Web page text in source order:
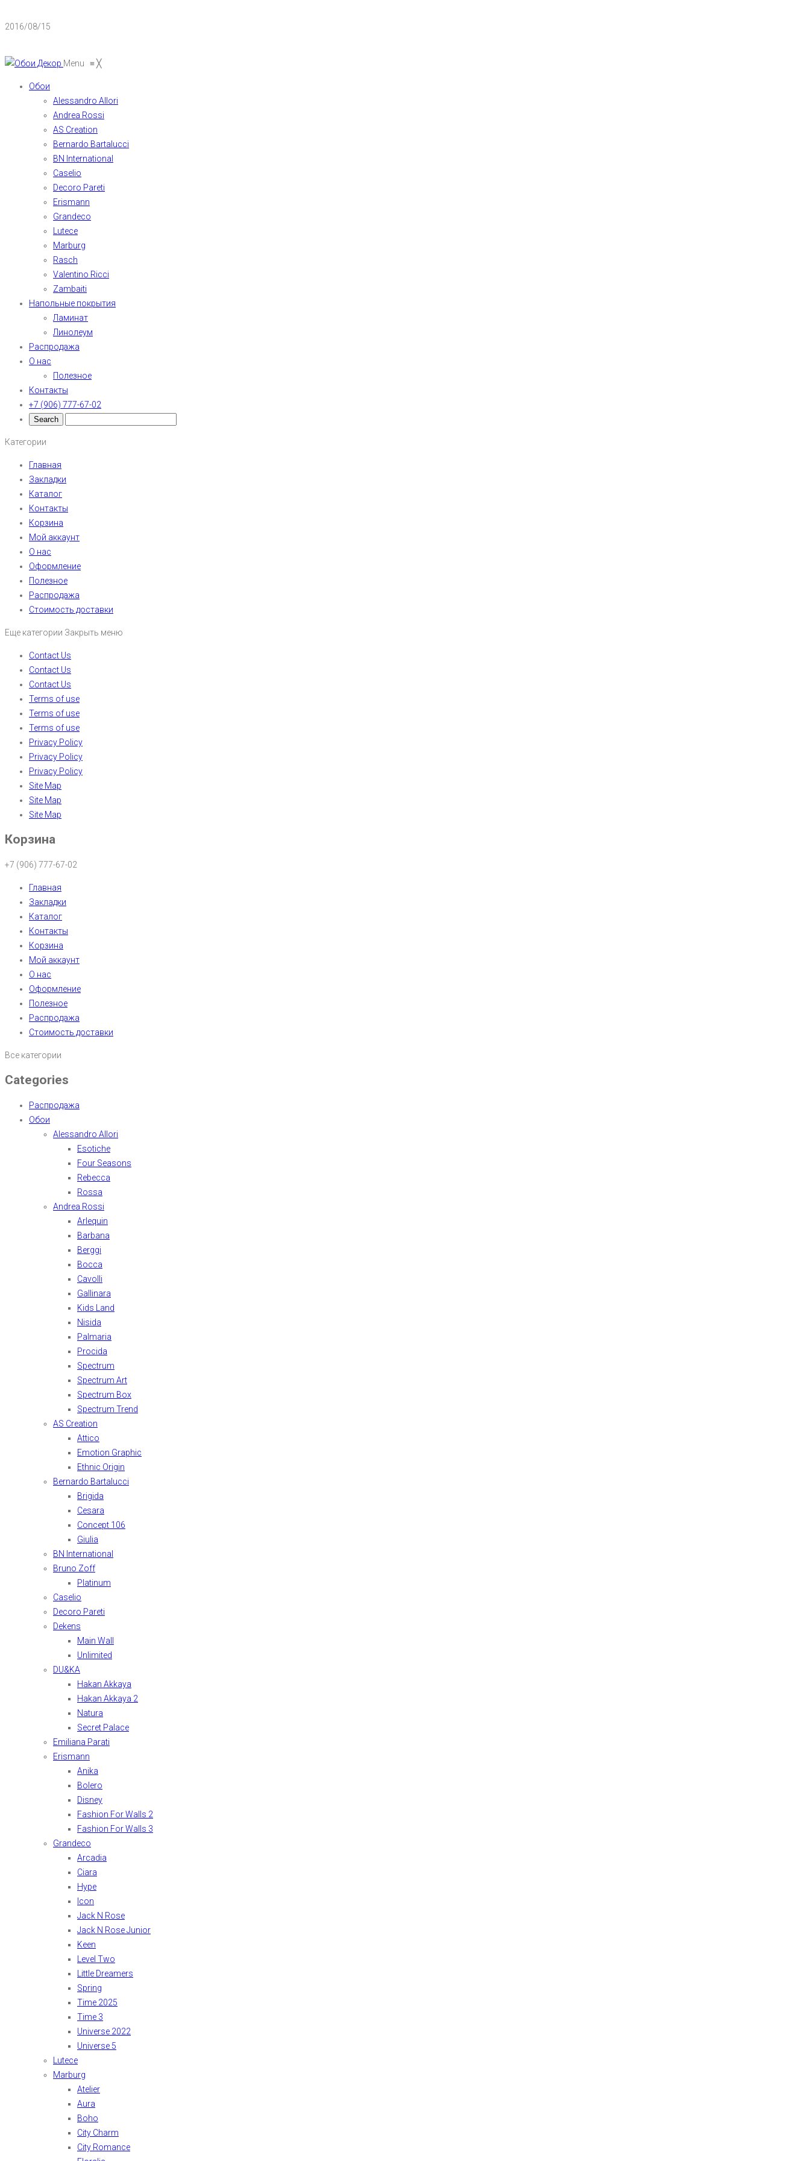
2016/08/15
Menu ≡╳
Обои
Alessandro Allori
Andrea Rossi
AS Creation
Bernardo Bartalucci
BN International
Caselio
Decoro Pareti
Erismann
Grandeco
Lutece
Marburg
Rasch
Valentino Ricci
Zambaiti
Напольные покрытия
Ламинат
Линолеум
Распродажа
О нас
Полезное
Контакты
+7 (906) 777-67-02
Категории
Главная
Закладки
Каталог
Контакты
Корзина
Мой аккаунт
О нас
Оформление
Полезное
Распродажа
Стоимость доставки
Еще категории Закрыть меню
Contact Us
Contact Us
Contact Us
Terms of use
Terms of use
Terms of use
Privacy Policy
Privacy Policy
Privacy Policy
Site Map
Site Map
Site Map
Корзина
+7 (906) 777-67-02
Главная
Закладки
Каталог
Контакты
Корзина
Мой аккаунт
О нас
Оформление
Полезное
Распродажа
Стоимость доставки
Все категории
Categories
Распродажа
Обои
Alessandro Allori
Esotiche
Four Seasons
Rebecca
Rossa
Andrea Rossi
Arlequin
Barbana
Berggi
Bocca
Cavolli
Gallinara
Kids Land
Nisida
Palmaria
Procida
Spectrum
Spectrum Art
Spectrum Box
Spectrum Trend
AS Creation
Attico
Emotion Graphic
Ethnic Origin
Bernardo Bartalucci
Brigida
Cesara
Concept 106
Giulia
BN International
Bruno Zoff
Platinum
Caselio
Decoro Pareti
Dekens
Main Wall
Unlimited
DU&KA
Hakan Akkaya
Hakan Akkaya 2
Natura
Secret Palace
Emiliana Parati
Erismann
Anika
Bolero
Disney
Fashion For Walls 2
Fashion For Walls 3
Grandeco
Arcadia
Ciara
Hype
Icon
Jack N Rose
Jack N Rose Junior
Keen
Level Two
Little Dreamers
Spring
Time 2025
Time 3
Universe 2022
Universe 5
Lutece
Marburg
Atelier
Aura
Boho
City Charm
City Romance